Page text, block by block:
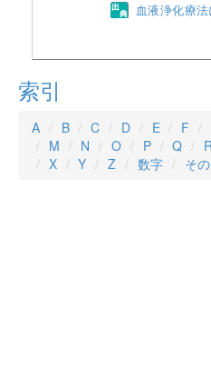
血液浄化療
索引
A B C D E F
M
N O P Q
X
Y Z 数字 そ